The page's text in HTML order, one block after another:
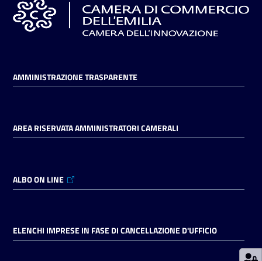
l'Impresa
e
digitale
Pagamenti
AMMINISTRAZIONE TRASPARENTE
AREA RISERVATA AMMINISTRATORI CAMERALI
ALBO ON LINE
ELENCHI IMPRESE IN FASE DI CANCELLAZIONE D'UFFICIO